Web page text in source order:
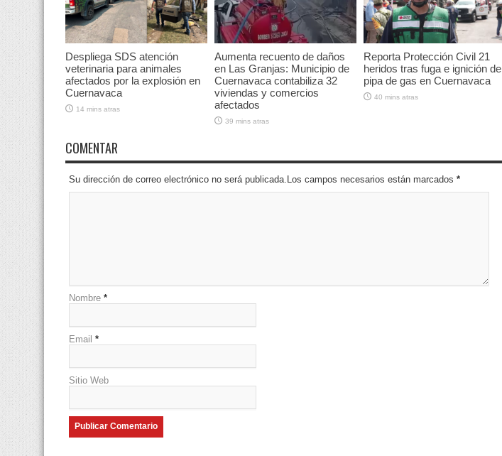
Despliega SDS atención
veterinaria para animales
afectados por la explosión en
Cuernavaca
14 mins atras
Aumenta recuento de daños
en Las Granjas: Municipio de
Cuernavaca contabiliza 32
viviendas y comercios
afectados
39 mins atras
Reporta Protección Civil 21
heridos tras fuga e ignición de
pipa de gas en Cuernavaca
40 mins atras
COMENTAR
Su dirección de correo electrónico no será publicada.Los campos necesarios están marcados *
Nombre *
Email *
Sitio Web